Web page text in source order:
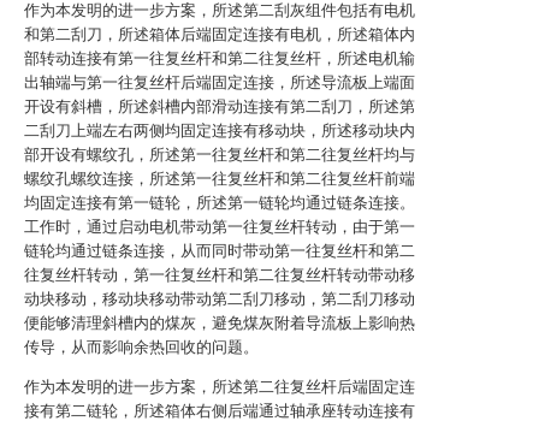
作为本发明的进一步方案，所述第二刮灰组件包括有电机
和第二刮刀，所述箱体后端固定连接有电机，所述箱体内
部转动连接有第一往复丝杆和第二往复丝杆，所述电机输
出轴端与第一往复丝杆后端固定连接，所述导流板上端面
开设有斜槽，所述斜槽内部滑动连接有第二刮刀，所述第
二刮刀上端左右两侧均固定连接有移动块，所述移动块内
部开设有螺纹孔，所述第一往复丝杆和第二往复丝杆均与
螺纹孔螺纹连接，所述第一往复丝杆和第二往复丝杆前端
均固定连接有第一链轮，所述第一链轮均通过链条连接。
工作时，通过启动电机带动第一往复丝杆转动，由于第一
链轮均通过链条连接，从而同时带动第一往复丝杆和第二
往复丝杆转动，第一往复丝杆和第二往复丝杆转动带动移
动块移动，移动块移动带动第二刮刀移动，第二刮刀移动
便能够清理斜槽内的煤灰，避免煤灰附着导流板上影响热
传导，从而影响余热回收的问题。
作为本发明的进一步方案，所述第二往复丝杆后端固定连
接有第二链轮，所述箱体右侧后端通过轴承座转动连接有